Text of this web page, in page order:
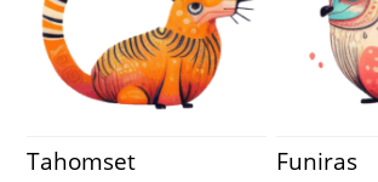
Tahomset Funiras